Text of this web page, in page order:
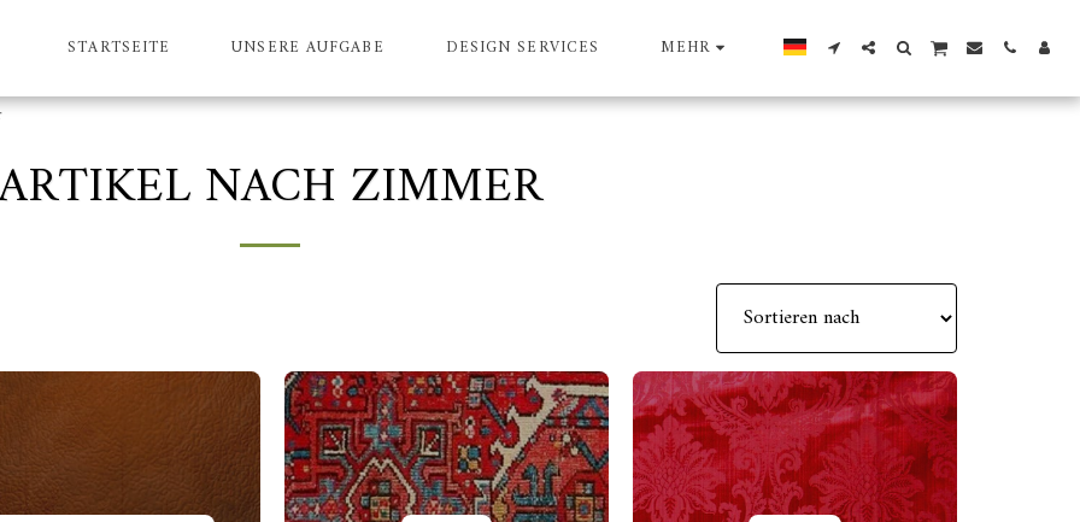
STARTSEITE UNSERE AUFGABE DESIGN SERVICES MEHR
NACH ZIMMER